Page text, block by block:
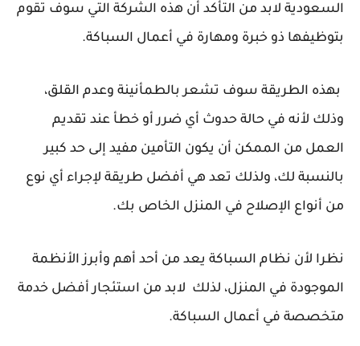
السعودية لابد من التأكد أن هذه الشركة التي سوف تقوم
بتوظيفها ذو خبرة ومهارة في أعمال السباكة.
بهذه الطريقة سوف تشعر بالطمأنينة وعدم القلق،
وذلك لأنه في حالة حدوث أي ضرر أو خطأ عند تقديم
العمل من الممكن أن يكون التأمين مفيد إلى حد كبير
بالنسبة لك، ولذلك تعد هي أفضل طريقة لإجراء أي نوع
من أنواع الإصلاح في المنزل الخاص بك.
نظرا لأن نظام السباكة يعد من أحد أهم وأبرز الأنظمة
الموجودة في المنزل، لذلك لابد من استئجار أفضل خدمة
متخصصة في أعمال السباكة.